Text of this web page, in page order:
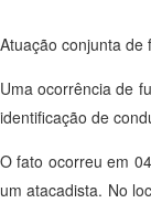
Atuação conjunta de
Uma ocorrência de
identificação de
O fato ocorreu em
um atacadista. No